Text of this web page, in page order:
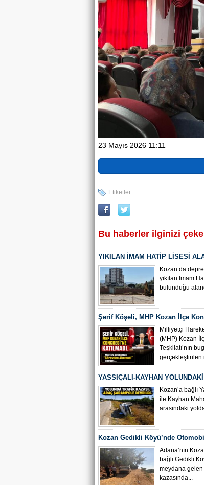
23 Mayıs 2026 11:11
Etiketler:
Bu haberler ilginizi
YIKILAN İMAM HATİP LİSESİ
ÇALIŞMASI BAŞLADIKozan’da
yıkılan İmam
bulunduğu
Şerif Köşeli, MHP Kozan İlçe
Milliyetçi
(MHP) Kozan
Teşkilatı’nın
gerçekleştirilen
YASSIÇALI-KAYHAN
KAMERA GÖRÜNTÜLERİKozan’a bağlı
ile Kayhan
arasındaki
Kozan Gedikli Köyü’nde
Bebek 6 Kişi YaralandıAdana’nın
bağlı Gedikli
meydana gelen
kazasında...